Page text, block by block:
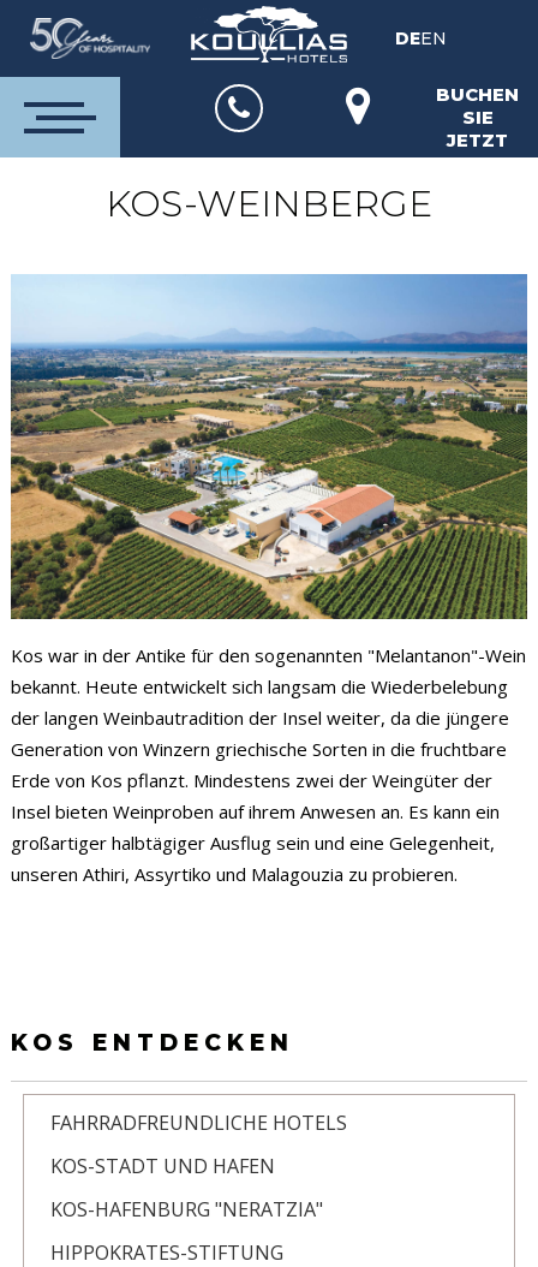
DEEN
BUCHEN
SIE
JETZT
KOS-WEINBERGE
Kos war in der Antike für den sogenannten "Melantanon"-Wein
bekannt. Heute entwickelt sich langsam die Wiederbelebung
der langen Weinbautradition der Insel weiter, da die jüngere
Generation von Winzern griechische Sorten in die fruchtbare
Erde von Kos pflanzt. Mindestens zwei der Weingüter der
Insel bieten Weinproben auf ihrem Anwesen an. Es kann ein
großartiger halbtägiger Ausflug sein und eine Gelegenheit,
unseren Athiri, Assyrtiko und Malagouzia zu probieren.
KOS ENTDECKEN
FAHRRADFREUNDLICHE HOTELS
KOS-STADT UND HAFEN
KOS-HAFENBURG "NERATZIA"
HIPPOKRATES-STIFTUNG